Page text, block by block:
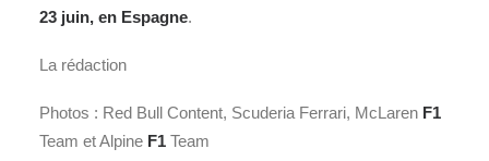
23 juin, en Espagne.
La rédaction
Photos : Red Bull Content, Scuderia Ferrari, McLaren F1
Team et Alpine F1 Team